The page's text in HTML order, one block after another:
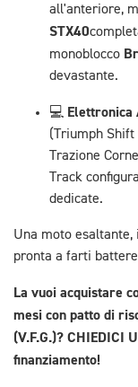
all'anteriore,
STX40
monoblocco
devastante.
💻 Elettronica
(Triumph Shift
Trazione
Track
dedicate.
Una moto esaltante,
pronta a farti
La vuoi acquistare
mesi con patto di
(V.F.G.)? CHIEDICI
finanziamento!